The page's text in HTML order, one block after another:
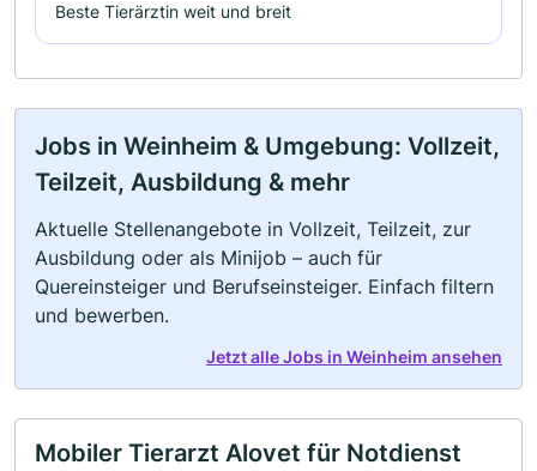
Beste Tierärztin weit und breit
Jobs in Weinheim & Umgebung: Vollzeit,
Teilzeit, Ausbildung & mehr
Aktuelle Stellenangebote in Vollzeit, Teilzeit, zur
Ausbildung oder als Minijob – auch für
Quereinsteiger und Berufseinsteiger. Einfach filtern
und bewerben.
Jetzt alle Jobs in Weinheim ansehen
Mobiler Tierarzt Alovet für Notdienst